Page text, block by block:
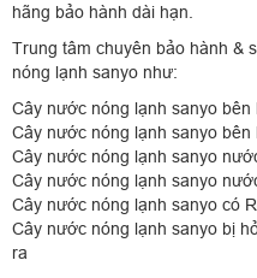
hãng bảo hành dài hạn.
Trung tâm chuyên bảo hành &
nóng lạnh sanyo như:
Cây nước nóng lạnh sanyo
Cây nước nóng lạnh sanyo
Cây nước nóng lạnh sanyo
Cây nước nóng lạnh sanyo
Cây nước nóng lạnh sanyo có
Cây nước nóng lạnh sanyo bị
ra